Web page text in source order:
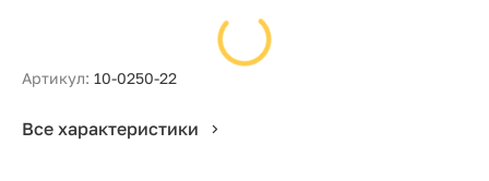
Артикул: 10-0250-22
Все характеристики